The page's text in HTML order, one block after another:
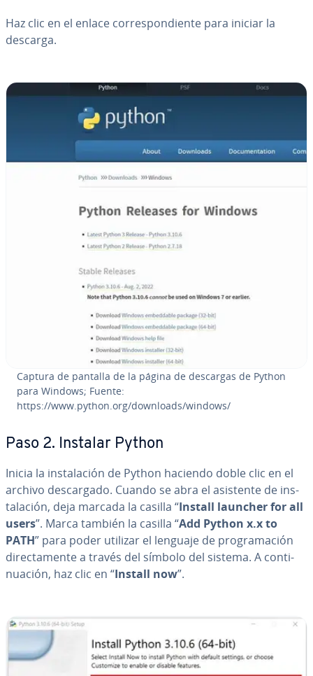
Haz clic en el enlace co­rre­s­po­n­die­n­te para iniciar la
descarga.
Captura de pantalla de la página de descargas de Python
para Windows; Fuente:
https://www.python.org/downloads/windows/
Paso 2. Instalar Python
Inicia la in­s­ta­la­ción de Python haciendo doble clic en el
archivo de­s­ca­r­ga­do. Cuando se abra el asistente de in­s­
ta­la­ción, deja marcada la casilla “Install launcher for all
users”. Marca también la casilla “Add Python x.x to
PATH” para poder utilizar el lenguaje de pro­gra­ma­ción
di­re­c­ta­me­n­te a través del símbolo del sistema. A co­n­ti­
nua­ción, haz clic en “Install now”.